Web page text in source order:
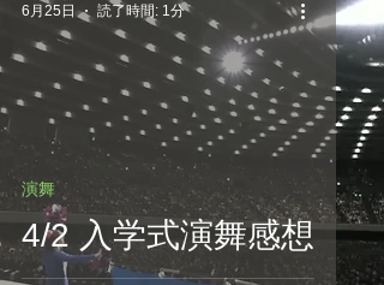
4/2 入学式演舞感想
演舞
6月25日 読了時間: 1分